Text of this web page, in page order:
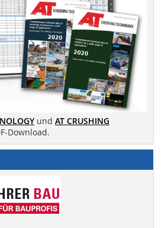
und AT CRUSHING
Download.